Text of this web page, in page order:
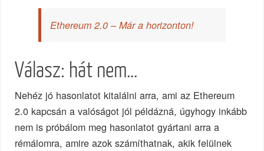
Ethereum 2.0 – Már a horizonton!
Válasz: hát nem…
Nehéz jó hasonlatot kitalálni arra, ami az Ethereum
2.0 kapcsán a valóságot jól példázná, úgyhogy inkább
nem is próbálom meg hasonlatot gyártani arra a
rémálomra, amire azok számíthatnak, akik felülnek